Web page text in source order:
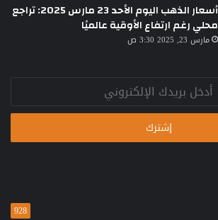
أسعار الذهب اليوم الأحد 23 مارس 2025: تراجع
محلي رغم ارتفاع الأوقية عالميًا
مارس 23, 2025 3:30 ص
928